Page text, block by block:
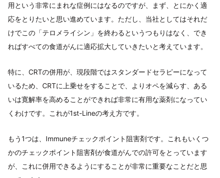
用という非常にまれな症例にはなるのですが、まず、とにかく適
応をとりたいと思い進めています。ただし、当社としてはそれだ
けでこの「テロメライシン」を終わるというつもりはなく、でき
ればすべての食道がんに適応拡大していきたいと考えています。
特に、CRTの併用が、現段階ではスタンダードセラピーになって
いるため、CRTに上乗せをすることで、よりオペを減らす、ある
いは寛解率を高めることができれば非常に有用な薬剤になってい
くわけです。これが1st-Lineの考え方です。
もう1つは、Immuneチェックポイント阻害剤です。これもいくつ
かのチェックポイント阻害剤が食道がんでの許可をとっています
が、これに併用できるようにすることが非常に重要なことだと思